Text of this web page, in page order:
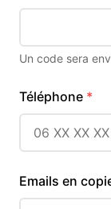
Un code sera
Téléphone
Emails en